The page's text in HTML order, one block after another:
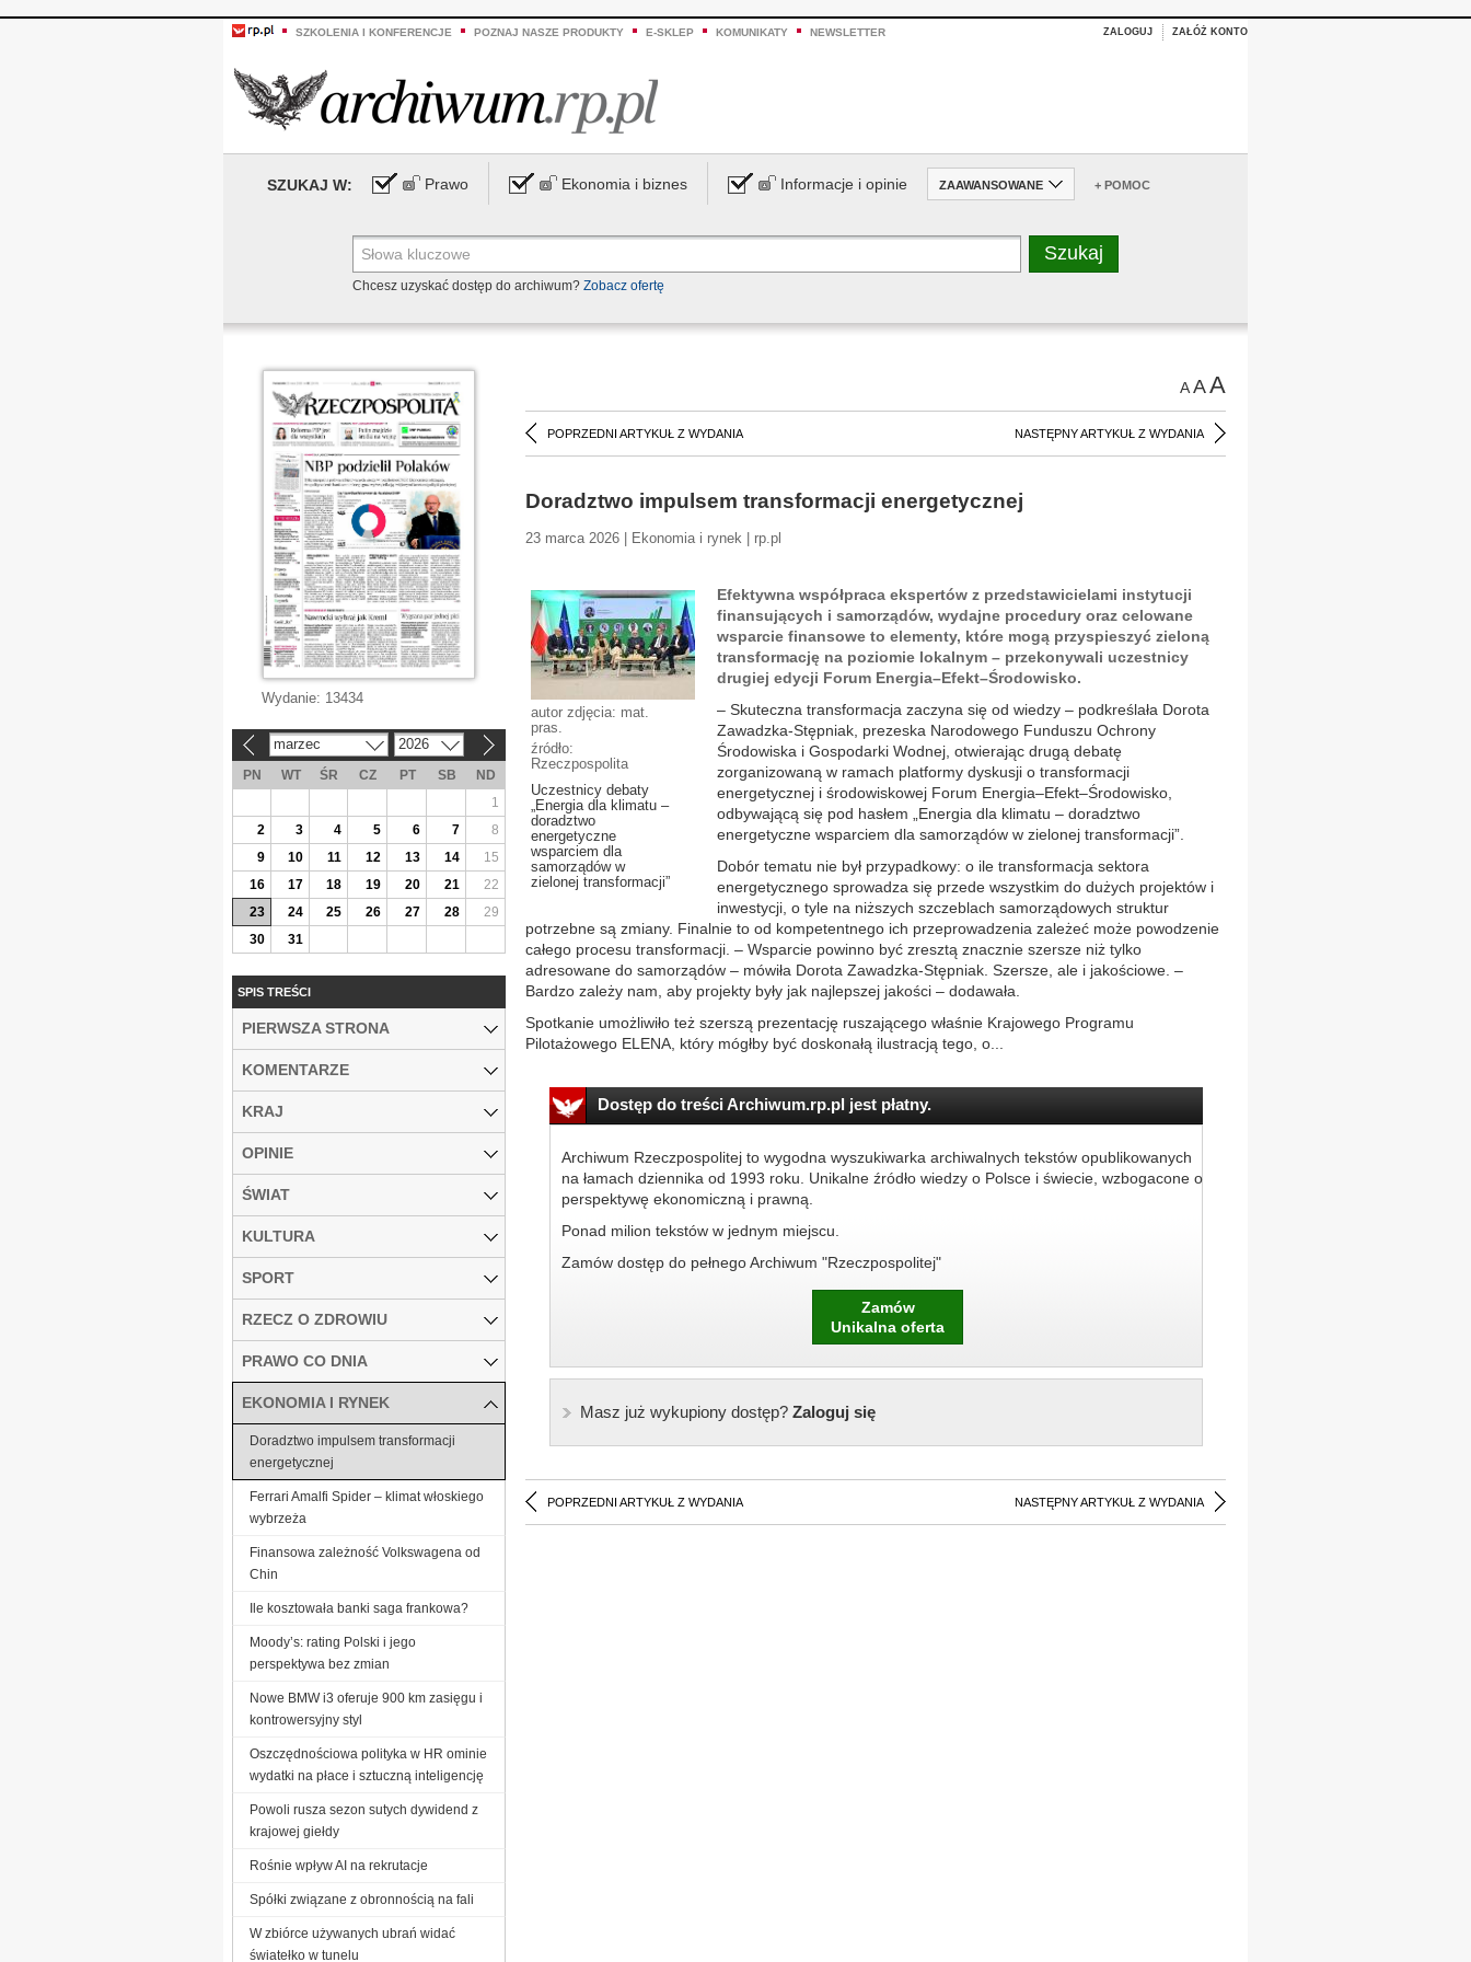
SZKOLENIA I KONFERENCJE POZNAJ NASZE PRODUKTY E-SKLEP KOMUNIKATY NEWSLETTER ZALOGUJ ZAŁÓŻ KONTO
SZUKAJ W: Prawo Ekonomia i biznes Informacje i opinie ZAAWANSOWANE + POMOC
Chcesz uzyskać dostęp do archiwum? Zobacz ofertę
AAA
POPRZEDNI ARTYKUŁ Z WYDANIA NASTĘPNY ARTYKUŁ Z WYDANIA
Doradztwo impulsem transformacji energetycznej
23 marca 2026 | Ekonomia i rynek | rp.pl
autor zdjęcia: mat.
pras.
źródło:
Rzeczpospolita
Uczestnicy debaty
„Energia dla klimatu –
doradztwo
energetyczne
wsparciem dla
samorządów w
zielonej transformacji”
Efektywna współpraca ekspertów z przedstawicielami instytucji
finansujących i samorządów, wydajne procedury oraz celowane
wsparcie finansowe to elementy, które mogą przyspieszyć zieloną
transformację na poziomie lokalnym – przekonywali uczestnicy
drugiej edycji Forum Energia–Efekt–Środowisko.
– Skuteczna transformacja zaczyna się od wiedzy – podkreślała Dorota
Zawadzka-Stępniak, prezeska Narodowego Funduszu Ochrony
Środowiska i Gospodarki Wodnej, otwierając drugą debatę
zorganizowaną w ramach platformy dyskusji o transformacji
energetycznej i środowiskowej Forum Energia–Efekt–Środowisko,
odbywającą się pod hasłem „Energia dla klimatu – doradztwo
energetyczne wsparciem dla samorządów w zielonej transformacji”.
Dobór tematu nie był przypadkowy: o ile transformacja sektora
energetycznego sprowadza się przede wszystkim do dużych projektów i
inwestycji, o tyle na niższych szczeblach samorządowych struktur
potrzebne są zmiany. Finalnie to od kompetentnego ich przeprowadzenia zależeć może powodzenie
całego procesu transformacji. – Wsparcie powinno być zresztą znacznie szersze niż tylko
adresowane do samorządów – mówiła Dorota Zawadzka-Stępniak. Szersze, ale i jakościowe. –
Bardzo zależy nam, aby projekty były jak najlepszej jakości – dodawała.
Spotkanie umożliwiło też szerszą prezentację ruszającego właśnie Krajowego Programu
Pilotażowego ELENA, który mógłby być doskonałą ilustracją tego, o...
Dostęp do treści Archiwum.rp.pl jest płatny.
Archiwum Rzeczpospolitej to wygodna wyszukiwarka archiwalnych tekstów opublikowanych
na łamach dziennika od 1993 roku. Unikalne źródło wiedzy o Polsce i świecie, wzbogacone o
perspektywę ekonomiczną i prawną.
Ponad milion tekstów w jednym miejscu.
Zamów dostęp do pełnego Archiwum "Rzeczpospolitej"
Zamów
Unikalna oferta
Masz już wykupiony dostęp?Zaloguj się
POPRZEDNI ARTYKUŁ Z WYDANIA NASTĘPNY ARTYKUŁ Z WYDANIA
Wydanie: 13434
marzec 2026
PN WT ŚR CZ PT SB
ND
1
2
3 4 5 6 7
8
9
10 11 12 13 14
15
16
17 18 19 20 21
22
23
24 25 26 27 28
29
30
31
SPIS TREŚCI
PIERWSZA STRONA
KOMENTARZE
KRAJ
OPINIE
ŚWIAT
KULTURA
SPORT
RZECZ O ZDROWIU
PRAWO CO DNIA
EKONOMIA I RYNEK
Doradztwo impulsem transformacji
energetycznej
Ferrari Amalfi Spider – klimat włoskiego
wybrzeża
Finansowa zależność Volkswagena od
Chin
Ile kosztowała banki saga frankowa?
Moody’s: rating Polski i jego
perspektywa bez zmian
Nowe BMW i3 oferuje 900 km zasięgu i
kontrowersyjny styl
Oszczędnościowa polityka w HR ominie
wydatki na płace i sztuczną inteligencję
Powoli rusza sezon sutych dywidend z
krajowej giełdy
Rośnie wpływ AI na rekrutacje
Spółki związane z obronnością na fali
W zbiórce używanych ubrań widać
światełko w tunelu